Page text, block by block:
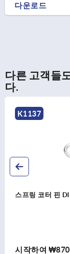
다운로드
다른 고객들
다.